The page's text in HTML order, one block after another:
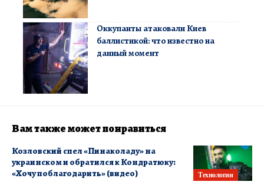
Оккупанты атаковали Киев
баллистикой: что известно на
данный момент
Вам также может понравиться
Технологии
Козловский спел «Пинаколаду» на
украинском и обратился к Кондратюку:
«Хочу поблагодарить» (видео)